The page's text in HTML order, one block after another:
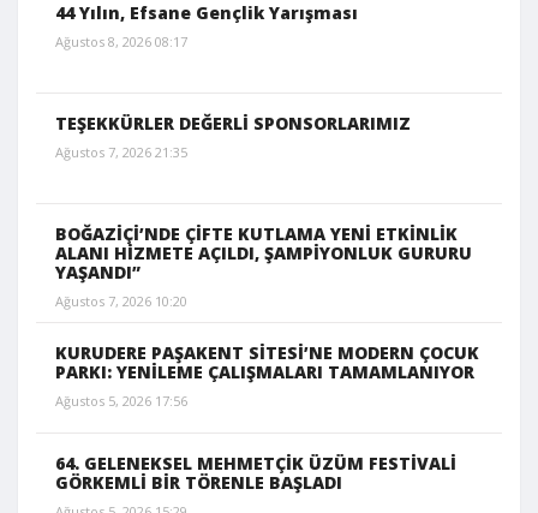
44 Yılın, Efsane Gençlik Yarışması
Ağustos 8, 2026 08:17
TEŞEKKÜRLER DEĞERLİ SPONSORLARIMIZ
Ağustos 7, 2026 21:35
BOĞAZİÇİ’NDE ÇİFTE KUTLAMA YENİ ETKİNLİK
ALANI HİZMETE AÇILDI, ŞAMPİYONLUK GURURU
YAŞANDI”
Ağustos 7, 2026 10:20
KURUDERE PAŞAKENT SİTESİ’NE MODERN ÇOCUK
PARKI: YENİLEME ÇALIŞMALARI TAMAMLANIYOR
Ağustos 5, 2026 17:56
64. GELENEKSEL MEHMETÇİK ÜZÜM FESTİVALİ
GÖRKEMLİ BİR TÖRENLE BAŞLADI